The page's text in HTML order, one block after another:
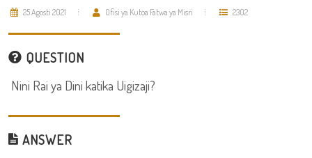
25 Agosti 2021 Ofisi ya Kutoa Fatwa ya Misri 2302
QUESTION
Nini Rai ya Dini katika Uigizaji?
ANSWER